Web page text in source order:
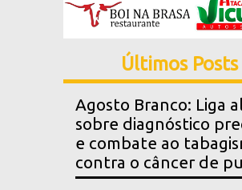
Últimos Posts
Agosto Branco: Liga
sobre diagnóstico
e combate ao
contra o câncer de